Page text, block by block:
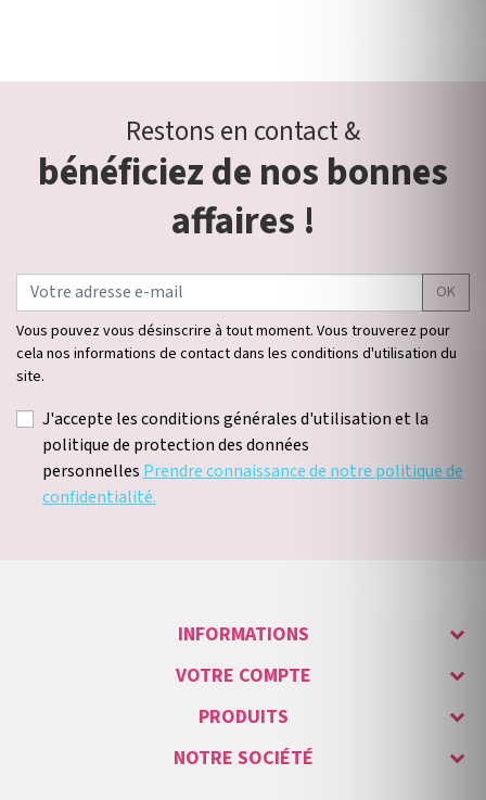
Restons en contact &
bénéficiez de nos bonnes
affaires !
OK
Vous pouvez vous désinscrire à tout moment. Vous trouverez pour
cela nos informations de contact dans les conditions d'utilisation du
site.
J'accepte les conditions générales d'utilisation et la
politique de protection des données
personnelles Prendre connaissance de notre politique de
confidentialité.
INFORMATIONS
VOTRE COMPTE
PRODUITS
NOTRE SOCIÉTÉ